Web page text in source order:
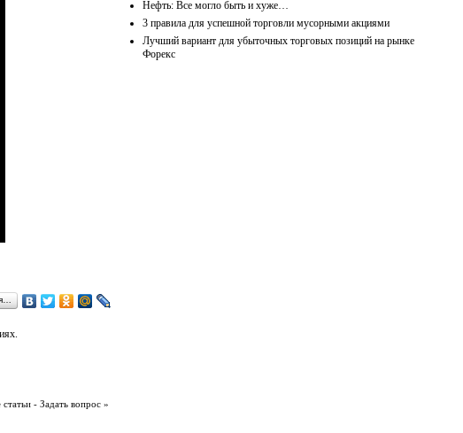
- Задать вопрос »
Нефть: Все могло быть и хуже…
3 правила для успешной торговли мусорными акциями
Лучший вариант для убыточных торговых позиций на рынке
Форекс